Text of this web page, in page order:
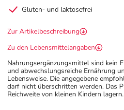
Gluten- und laktosefrei
Zur Artikelbeschreibung
Zu den Lebensmittelangaben
Nahrungsergänzungsmittel sind kein
und abwechslungsreiche Ernährung
Lebensweise. Die angegebene
darf nicht überschritten werden. Das
Reichweite von kleinen Kindern lagern.